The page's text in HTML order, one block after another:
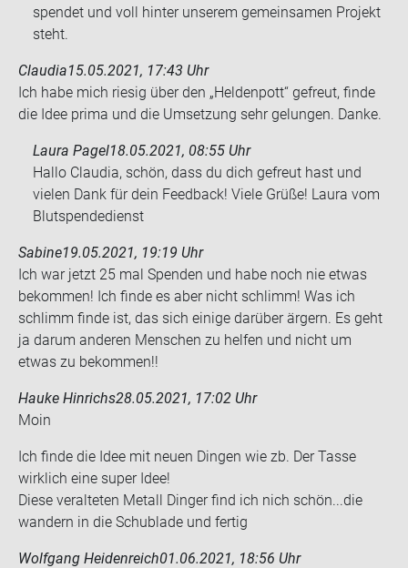
spendet und voll hinter unserem gemeinsamen Projekt
steht.
Claudia15.05.2021, 17:43 Uhr
Ich habe mich rie­sig über den „Hel­den­pott“ ge­freut, finde
die Idee prima und die Um­set­zung sehr ge­lun­gen. Danke.
Laura Pagel18.05.2021, 08:55 Uhr
Hallo Claudia, schön, dass du dich gefreut hast und
vielen Dank für dein Feedback! Viele Grüße! Laura vom
Blutspendedienst
Sabine19.05.2021, 19:19 Uhr
Ich war jetzt 25 mal Spen­den und habe noch nie etwas
be­kom­men! Ich finde es aber nicht schlimm! Was ich
schlimm finde ist, das sich ei­ni­ge dar­über är­gern. Es geht
ja darum an­de­ren Men­schen zu hel­fen und nicht um
etwas zu be­kom­men!!
Hauke Hinrichs28.05.2021, 17:02 Uhr
Moin
Ich finde die Idee mit neuen Din­gen wie zb. Der Tasse
wirk­lich eine super Idee!
Diese ver­al­te­ten Me­tall Din­ger find ich nich schön...die
wan­dern in die Schub­la­de und fer­tig
Wolfgang Heidenreich01.06.2021, 18:56 Uhr